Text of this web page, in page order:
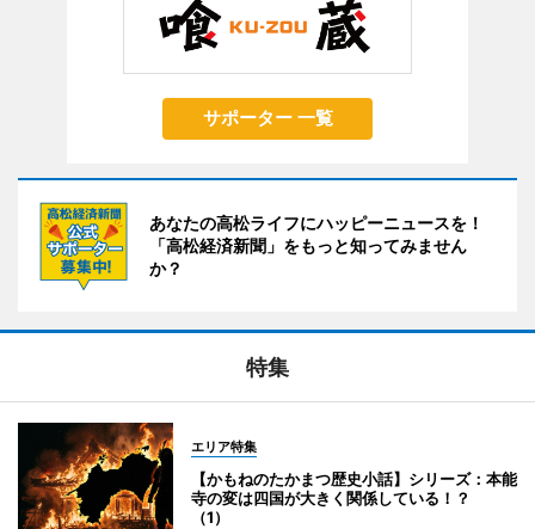
サポーター 一覧
あなたの高松ライフにハッピーニュースを！
「高松経済新聞」をもっと知ってみません
か？
特集
エリア特集
【かもねのたかまつ歴史小話】シリーズ：本能
寺の変は四国が大きく関係している！？
（1）